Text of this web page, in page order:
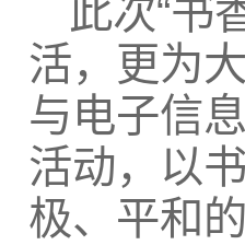
此次“书
活，更为
与电子信
活动，以
极、平和